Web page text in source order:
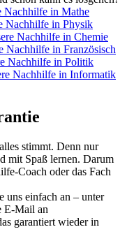
stimmt. Denn nur
mit Spaß lernen. Darum
Coach oder das Fach
uns einfach an – unter
E-Mail an
garantiert wieder in